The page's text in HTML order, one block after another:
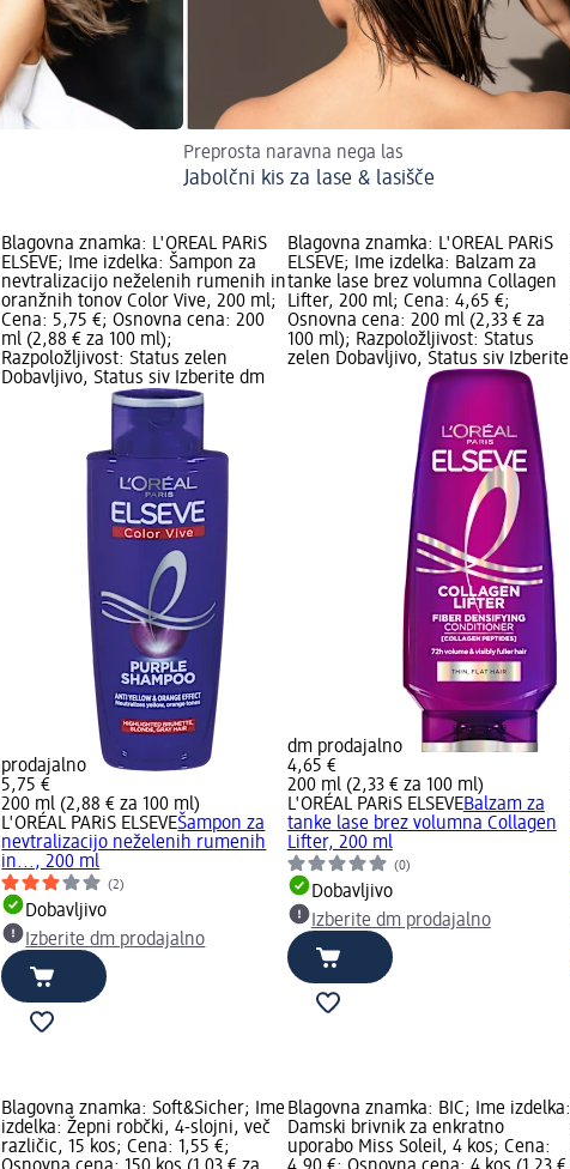
Preprosta naravna nega las
Jabolčni kis za lase & lasišče
Blagovna znamka: L'ORÉAL PARiS
ELSEVE; Ime izdelka: Šampon za
nevtralizacijo neželenih rumenih in
oranžnih tonov Color Vive, 200 ml;
Cena: 5,75 €; Osnovna cena: 200
ml (2,88 € za 100 ml);
Razpoložljivost: Status zelen
Dobavljivo, Status siv Izberite dm
prodajalno
5,75 €
200 ml (2,88 € za 100 ml)
L'ORÉAL PARiS ELSEVEŠampon za
nevtralizacijo neželenih rumenih
in..., 200 ml
(2)
Dobavljivo
Izberite dm prodajalno
Blagovna znamka: L'ORÉAL PARiS
ELSEVE; Ime izdelka: Balzam za
tanke lase brez volumna Collagen
Lifter, 200 ml; Cena: 4,65 €;
Osnovna cena: 200 ml (2,33 € za
100 ml); Razpoložljivost: Status
zelen Dobavljivo, Status siv Izberite
dm prodajalno
4,65 €
200 ml (2,33 € za 100 ml)
L'ORÉAL PARiS ELSEVEBalzam za
tanke lase brez volumna Collagen
Lifter, 200 ml
(0)
Dobavljivo
Izberite dm prodajalno
Blagovna znamka: Soft&Sicher; Ime
izdelka: Žepni robčki, 4-slojni, več
različic, 15 kos; Cena: 1,55 €;
Blagovna znamka: BIC; Ime izdelka:
Damski brivnik za enkratno
uporabo Miss Soleil, 4 kos; Cena: